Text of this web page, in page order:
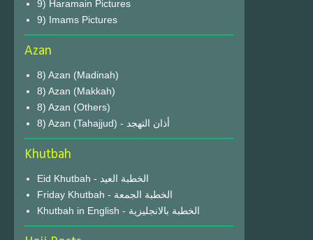
9) Haramain Pictures
9) Imams Pictures
Azan
8) Azan (Madinah)
8) Azan (Makkah)
8) Azan (Others)
8) Azan (Tahajjud) - أذان التهجد
Khutbah
Eid Khutbah - الخطبة العيد
Friday Khutbah - الخطبة الجمعة
Khutbah in English - الخطبة بالانجليزية